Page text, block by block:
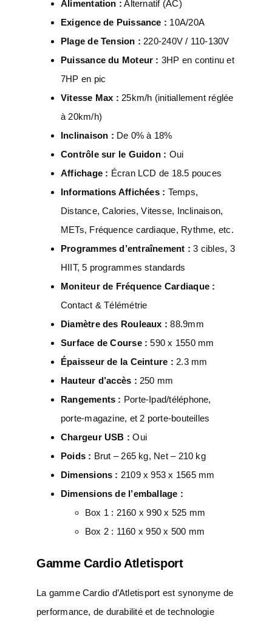
Alimentation : Alternatif (AC)
Exigence de Puissance : 10A/20A
Plage de Tension : 220-240V / 110-130V
Puissance du Moteur : 3HP en continu et
7HP en pic
Vitesse Max : 25km/h (initiallement réglée
à 20km/h)
Inclinaison : De 0% à 18%
Contrôle sur le Guidon : Oui
Affichage : Écran LCD de 18.5 pouces
Informations Affichées : Temps,
Distance, Calories, Vitesse, Inclinaison,
METs, Fréquence cardiaque, Rythme, etc.
Programmes d’entraînement : 3 cibles, 3
HIIT, 5 programmes standards
Moniteur de Fréquence Cardiaque :
Contact & Télémétrie
Diamètre des Rouleaux : 88.9mm
Surface de Course : 590 x 1550 mm
Épaisseur de la Ceinture : 2.3 mm
Hauteur d’accès : 250 mm
Rangements : Porte-Ipad/téléphone,
porte-magazine, et 2 porte-bouteilles
Chargeur USB : Oui
Poids : Brut – 265 kg, Net – 210 kg
Dimensions : 2109 x 953 x 1565 mm
Dimensions de l’emballage :
Box 1 : 2160 x 990 x 525 mm
Box 2 : 1160 x 950 x 500 mm
Gamme Cardio Atletisport
La gamme Cardio d’Atletisport est synonyme de
performance, de durabilité et de technologie